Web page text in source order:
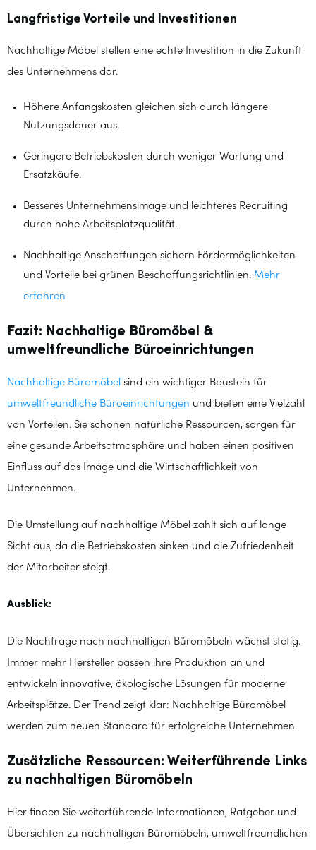
Langfristige Vorteile und Investitionen
Nachhaltige Möbel stellen eine echte Investition in die Zukunft
des Unternehmens dar.
Höhere Anfangskosten gleichen sich durch längere
Nutzungsdauer aus.
Geringere Betriebskosten durch weniger Wartung und
Ersatzkäufe.
Besseres Unternehmensimage und leichteres Recruiting
durch hohe Arbeitsplatzqualität.
Nachhaltige Anschaffungen sichern Fördermöglichkeiten
und Vorteile bei grünen Beschaffungsrichtlinien. Mehr
erfahren
Fazit: Nachhaltige Büromöbel &
umweltfreundliche Büroeinrichtungen
Nachhaltige Büromöbel sind ein wichtiger Baustein für
umweltfreundliche Büroeinrichtungen und bieten eine Vielzahl
von Vorteilen. Sie schonen natürliche Ressourcen, sorgen für
eine gesunde Arbeitsatmosphäre und haben einen positiven
Einfluss auf das Image und die Wirtschaftlichkeit von
Unternehmen.
Die Umstellung auf nachhaltige Möbel zahlt sich auf lange
Sicht aus, da die Betriebskosten sinken und die Zufriedenheit
der Mitarbeiter steigt.
Ausblick:
Die Nachfrage nach nachhaltigen Büromöbeln wächst stetig.
Immer mehr Hersteller passen ihre Produktion an und
entwickeln innovative, ökologische Lösungen für moderne
Arbeitsplätze. Der Trend zeigt klar: Nachhaltige Büromöbel
werden zum neuen Standard für erfolgreiche Unternehmen.
Zusätzliche Ressourcen: Weiterführende Links
zu nachhaltigen Büromöbeln
Hier finden Sie weiterführende Informationen, Ratgeber und
Übersichten zu nachhaltigen Büromöbeln, umweltfreundlichen